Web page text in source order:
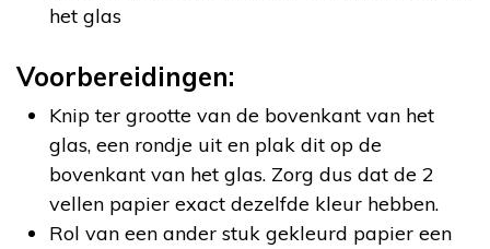
het glas
Voorbereidingen:
Knip ter grootte van de bovenkant van het
glas, een rondje uit en plak dit op de
bovenkant van het glas. Zorg dus dat de 2
vellen papier exact dezelfde kleur hebben.
Rol van een ander stuk gekleurd papier een